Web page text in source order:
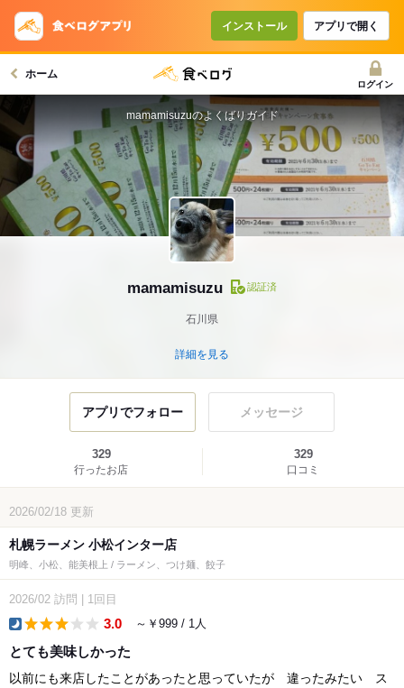
インストール アプリで開く
ホーム
ログイン
mamamisuzu 認証済
石川県
詳細を見る
mamamisuzuのよくばりガイド
アプリでフォロー メッセージ
329
行ったお店
329
口コミ
2026/02/18 更新
札幌ラーメン 小松インター店
明峰、小松、能美根上 / ラーメン、つけ麺、餃子
2026/02 訪問 1回目
3.0 ～￥999 / 1人
とても美味しかった
以前にも来店したことがあったと思っていたが 違ったみたい ス